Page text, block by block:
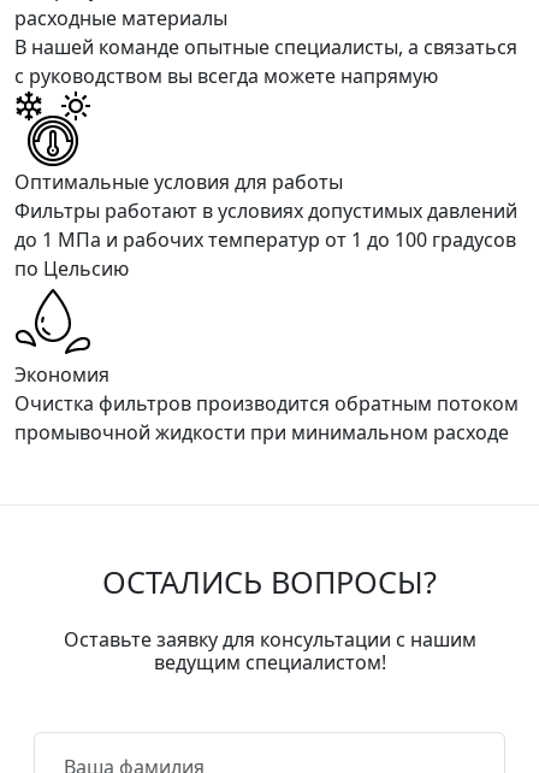
расходные материалы
В нашей команде опытные специалисты, а связаться
с руководством вы всегда можете напрямую
Оптимальные условия для работы
Фильтры работают в условиях допустимых давлений
до 1 МПа и рабочих температур от 1 до 100 градусов
по Цельсию
Экономия
Очистка фильтров производится обратным потоком
промывочной жидкости при минимальном расходе
ОСТАЛИСЬ ВОПРОСЫ?
Оставьте заявку для консультации с нашим
ведущим специалистом!